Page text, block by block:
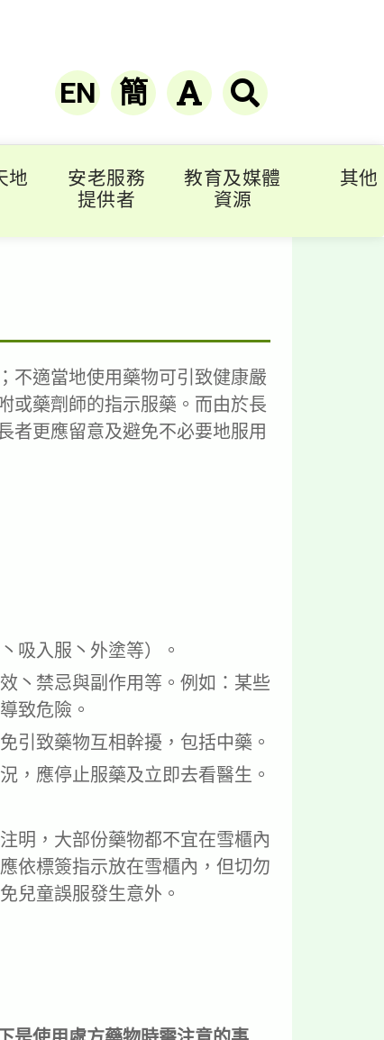
EN 簡
地
安老服務
提供者
教育及媒體
資源
其他
不適當地使用藥物可引致健康嚴
或藥劑師的指示服藥。而由於長
者更應留意及避免不必要地服用
吸入服丶外塗等）。
丶禁忌與副作用等。例如：某些
致危險。
引致藥物互相幹擾，包括中藥。
，應停止服藥及立即去看醫生。
明，大部份藥物都不宜在雪櫃內
依標簽指示放在雪櫃內，但切勿
兒童誤服發生意外。